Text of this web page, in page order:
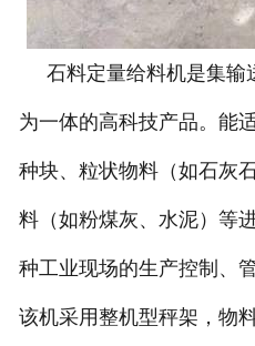
石料定量给料机是集输
为一体的高科技产品。能
种块、粒状物料（如石灰
料（如粉煤灰、水泥）等
种工业现场的生产控制、
该机采用整机型秤架，物